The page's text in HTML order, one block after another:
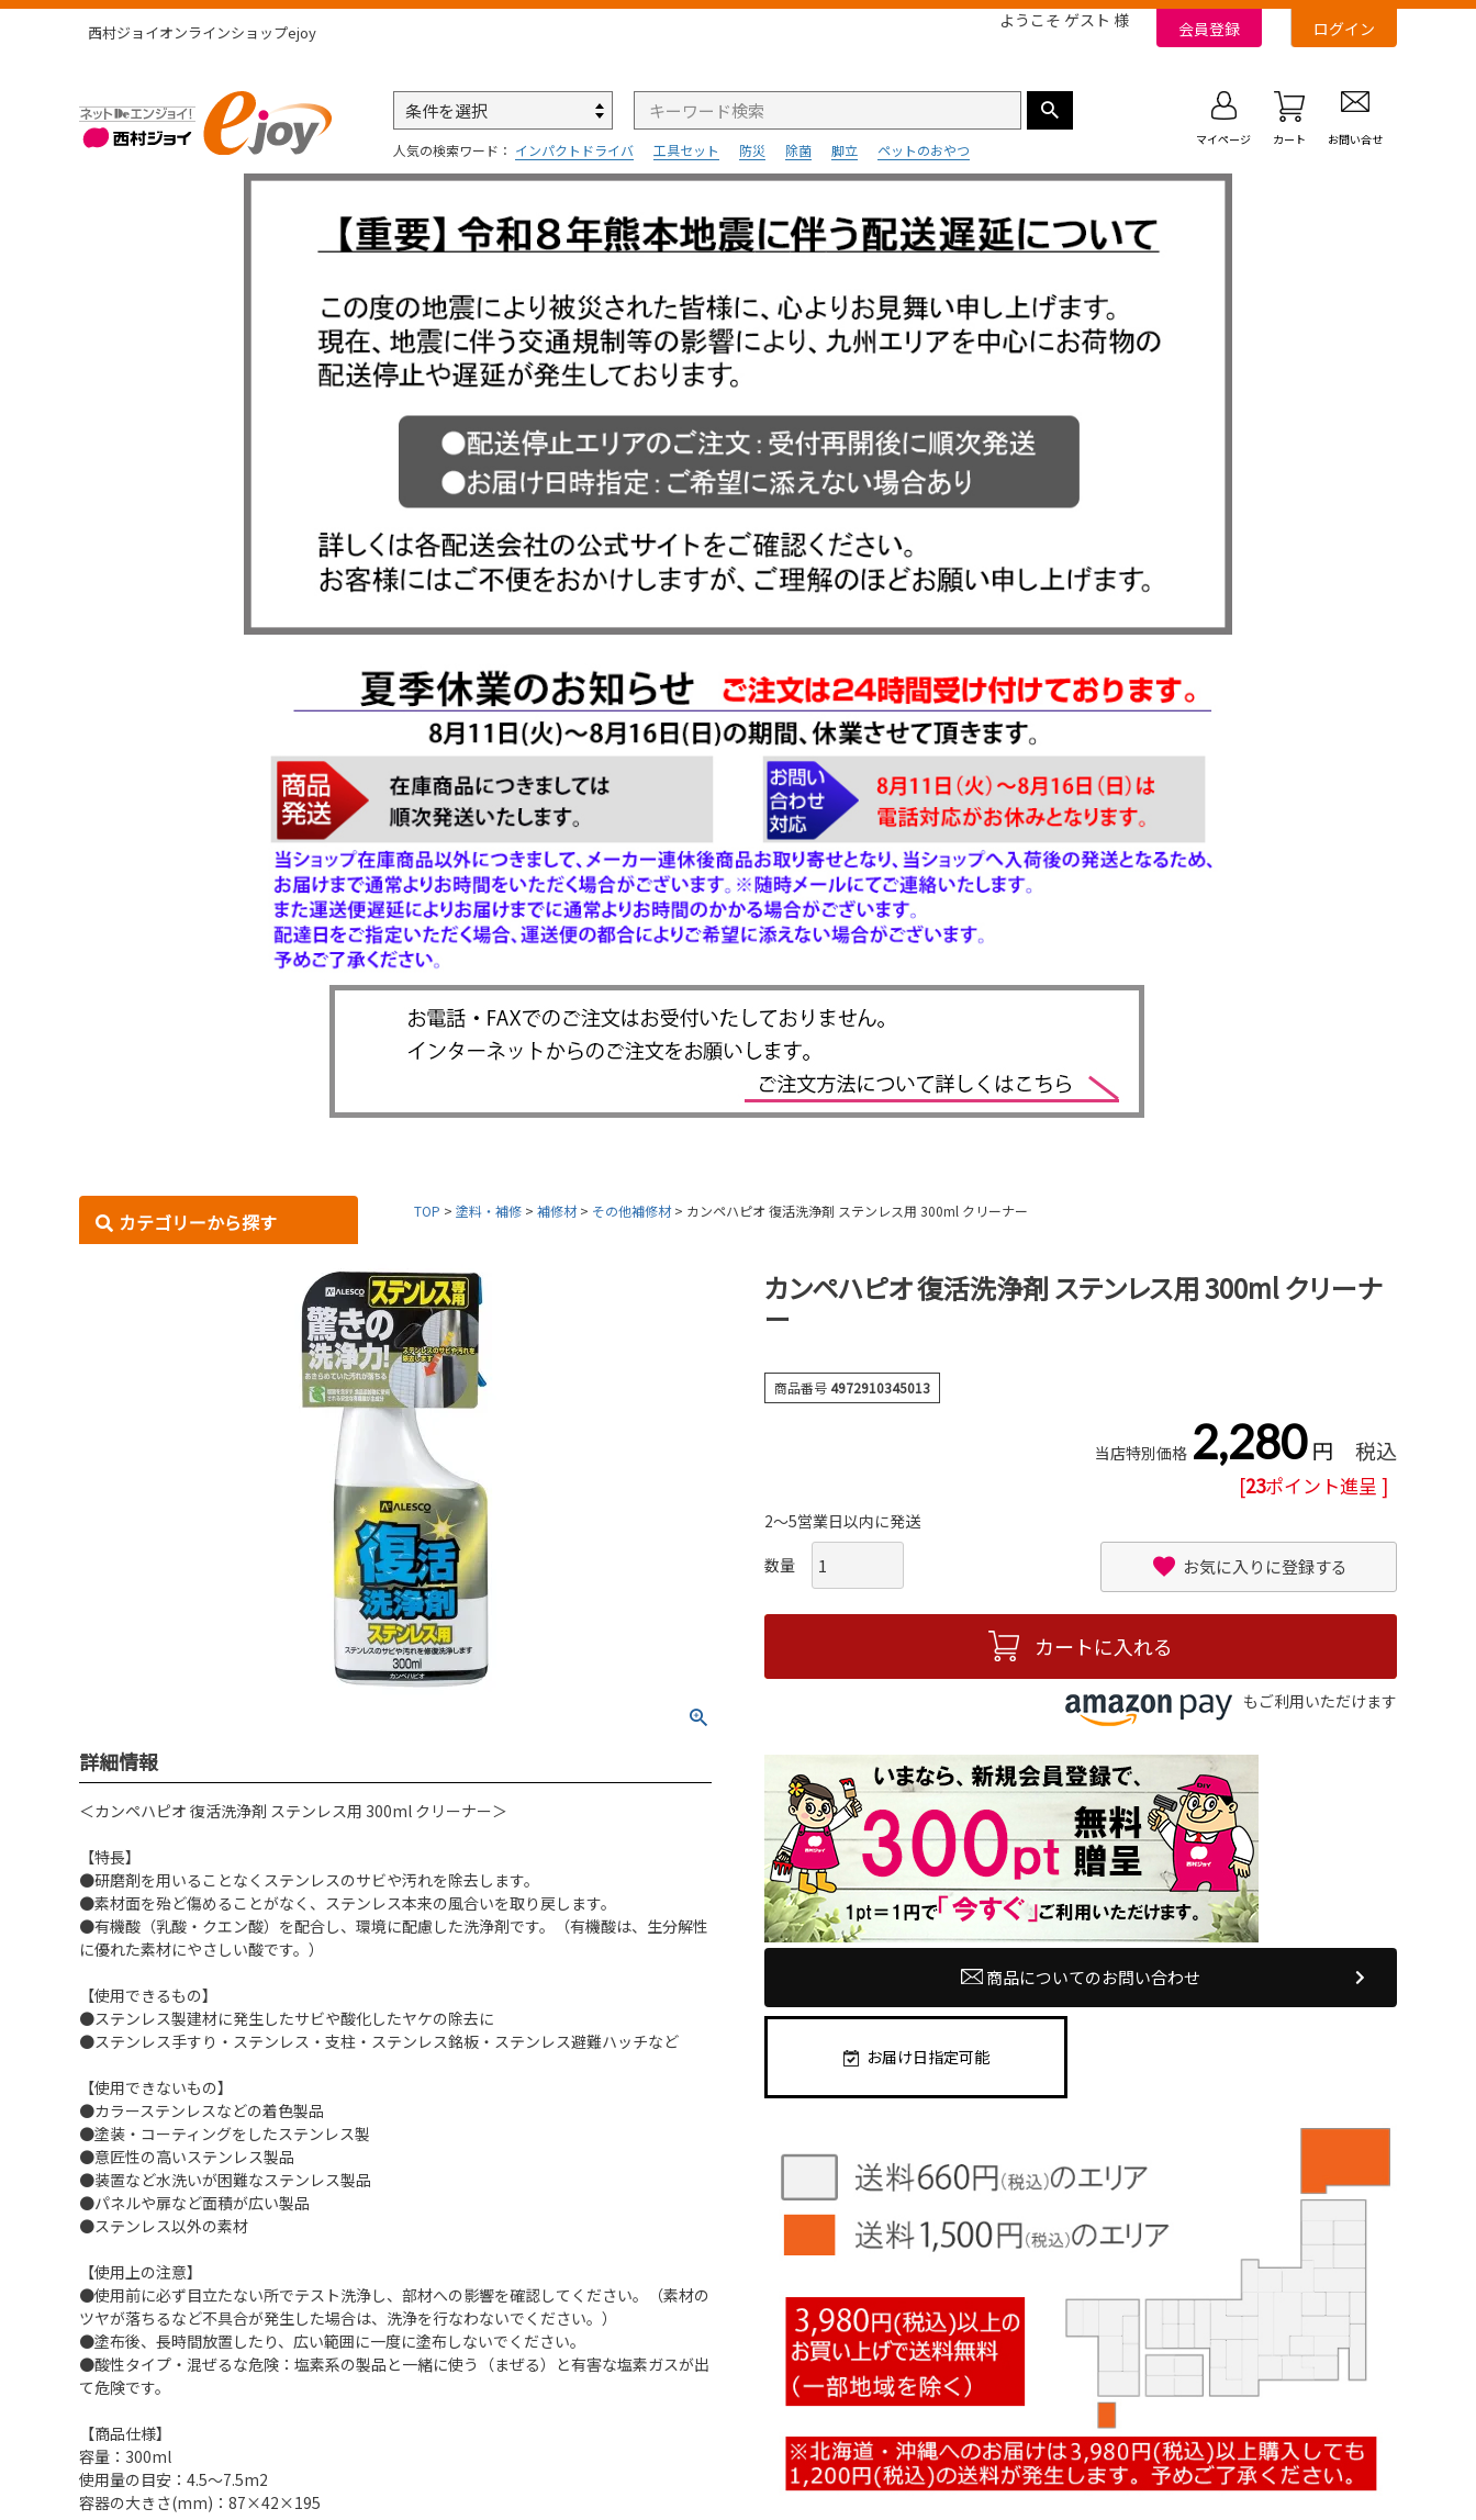
西村ジョイオンラインショップejoy
ようこそ ゲスト 様 会員登録 ログイン
検索
人気の検索ワード： インパクトドライバ 工具セット 防災 除菌 脚立 ペットのおやつ
マイページ カート お問い合せ
カテゴリーから探す TOP 塗料・補修 補修材 その他補修材 カンペハピオ 復活洗浄剤 ステンレス用 300ml クリーナー
詳細情報
＜カンペハピオ 復活洗浄剤 ステンレス用 300ml クリーナー＞
【特長】
●研磨剤を用いることなくステンレスのサビや汚れを除去します。
●素材面を殆ど傷めることがなく、ステンレス本来の風合いを取り戻します。
●有機酸（乳酸・クエン酸）を配合し、環境に配慮した洗浄剤です。（有機酸は、生分解性
に優れた素材にやさしい酸です。）
【使用できるもの】
●ステンレス製建材に発生したサビや酸化したヤケの除去に
●ステンレス手すり・ステンレス・支柱・ステンレス銘板・ステンレス避難ハッチなど
【使用できないもの】
●カラーステンレスなどの着色製品
●塗装・コーティングをしたステンレス製
●意匠性の高いステンレス製品
●装置など水洗いが困難なステンレス製品
●パネルや扉など面積が広い製品
●ステンレス以外の素材
【使用上の注意】
●使用前に必ず目立たない所でテスト洗浄し、部材への影響を確認してください。（素材の
ツヤが落ちるなど不具合が発生した場合は、洗浄を行なわないでください。）
●塗布後、長時間放置したり、広い範囲に一度に塗布しないでください。
●酸性タイプ・混ぜるな危険：塩素系の製品と一緒に使う（まぜる）と有害な塩素ガスが出
て危険です。
【商品仕様】
容量：300ml
使用量の目安：4.5～7.5m2
容器の大きさ(mm)：87×42×195
カンペハピオ 復活洗浄剤 ステンレス用 300ml クリーナ
ー
商品番号4972910345013
当店特別価格 2,280 税込
[23ポイント進呈 ]
2～5営業日以内に発送
お気に入りに登録する
カートに入れる
もご利用いただけます
商品についてのお問い合わせ
お届け日指定可能